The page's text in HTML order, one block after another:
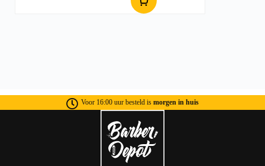
Voor 16:00 uur besteld is morgen in huis